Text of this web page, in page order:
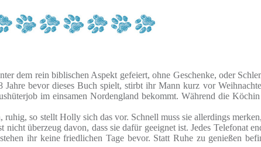
dem rein biblischen Aspekt gefeiert, ohne Geschenke, oder
bevor dieses Buch spielt, stirbt ihr Mann kurz vor
im einsamen Nordengland bekommt. Während die
so stellt Holly sich das vor. Schnell muss sie allerdings
überzeug davon, dass sie dafür geeignet ist. Jedes Telefonat
ihr keine friedlichen Tage bevor. Statt Ruhe zu genießen